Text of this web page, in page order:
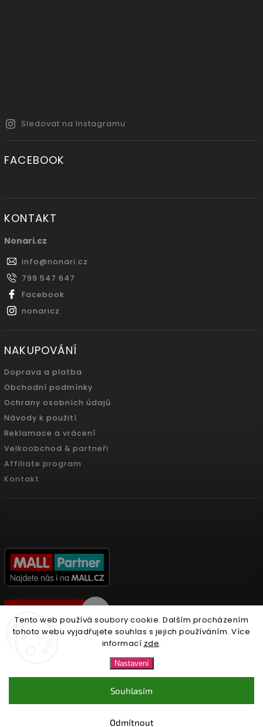
Tento web používá soubory cookie. Dalším procházením
tohoto webu vyjadřujete souhlas s jejich používáním. Více
informací zde.
Nastavení
Odmítnout
Souhlasím
Sledovat na Instagramu
FACEBOOK
KONTAKT
Nonari.cz
info@nonari.cz
799 547 647
Facebook
nonaricz
NAKUPOVÁNÍ
Doprava a platba
Obchodní podmínky
Ochrany osobních údajů
Návody k použití
Reklamace a vrácení
Velkoobchod & partneři
Affiliate program
Kontakt
Nonari.cz. Všechna práva vyhrazena.
Upravit nastavení cookies
Shoptet| Design